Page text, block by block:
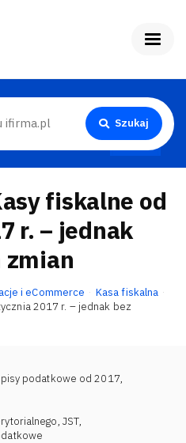
Szukaj
fiskalne od
r. – jednak
zmian
i eCommerce
Kasa fiskalna
2017 r. – jednak bez
podatkowe od 2017,
, JST,